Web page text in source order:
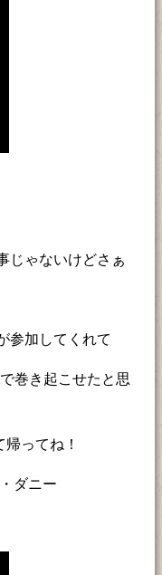
じゃないけどさぁ
参加してくれて
巻き起こせたと思
ってね！
ダニー